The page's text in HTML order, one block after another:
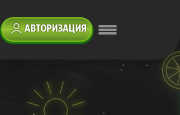
АВТОРИЗАЦИЯ